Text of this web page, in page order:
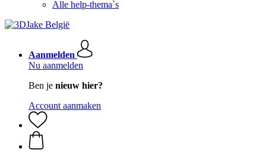
Alle help-thema`s
Aanmelden
Nu aanmelden
Ben je nieuw hier?
Account aanmaken